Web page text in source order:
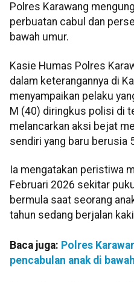
Polres Karawang
perbuatan cabul dan
bawah umur.
Kasie Humas Polres
dalam keterangannya di
menyampaikan pelaku
M (40) diringkus polisi di
melancarkan aksi bejat
sendiri yang baru berusia
Ia mengatakan peristiwa
Februari 2026 sekitar
bermula saat seorang
tahun sedang berjalan
Baca juga: Polres
pencabulan anak di